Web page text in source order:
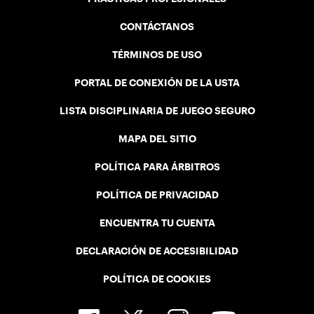
CONTÁCTANOS
TÉRMINOS DE USO
PORTAL DE CONEXIÓN DE LA USTA
LISTA DISCIPLINARIA DE JUEGO SEGURO
MAPA DEL SITIO
POLÍTICA PARA ÁRBITROS
POLÍTICA DE PRIVACIDAD
ENCUENTRA TU CUENTA
DECLARACIÓN DE ACCESIBILIDAD
POLÍTICA DE COOKIES